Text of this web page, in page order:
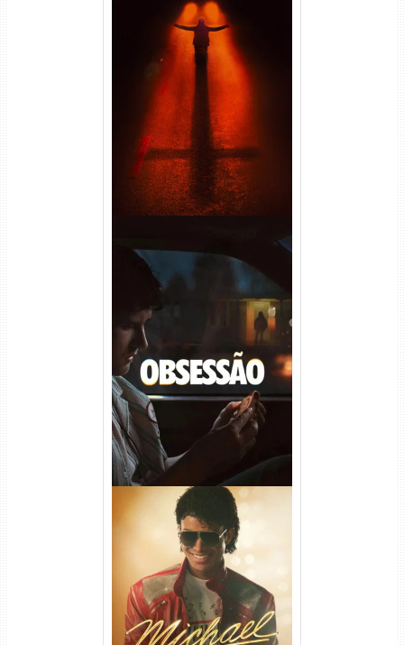
Passageiro do Mal Torrent
(2026) WEB-DL 1080p Dual
Áudio
Obsessão Torrent (2026)
WEB-DL 1080p/4K Dual
Áudio
Michael Torrent (2026) WEB-
DL 1080p/4K Dual Áudio